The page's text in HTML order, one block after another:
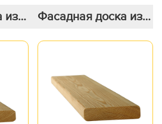
из
Фасадная доска из
лиственницы 20х115